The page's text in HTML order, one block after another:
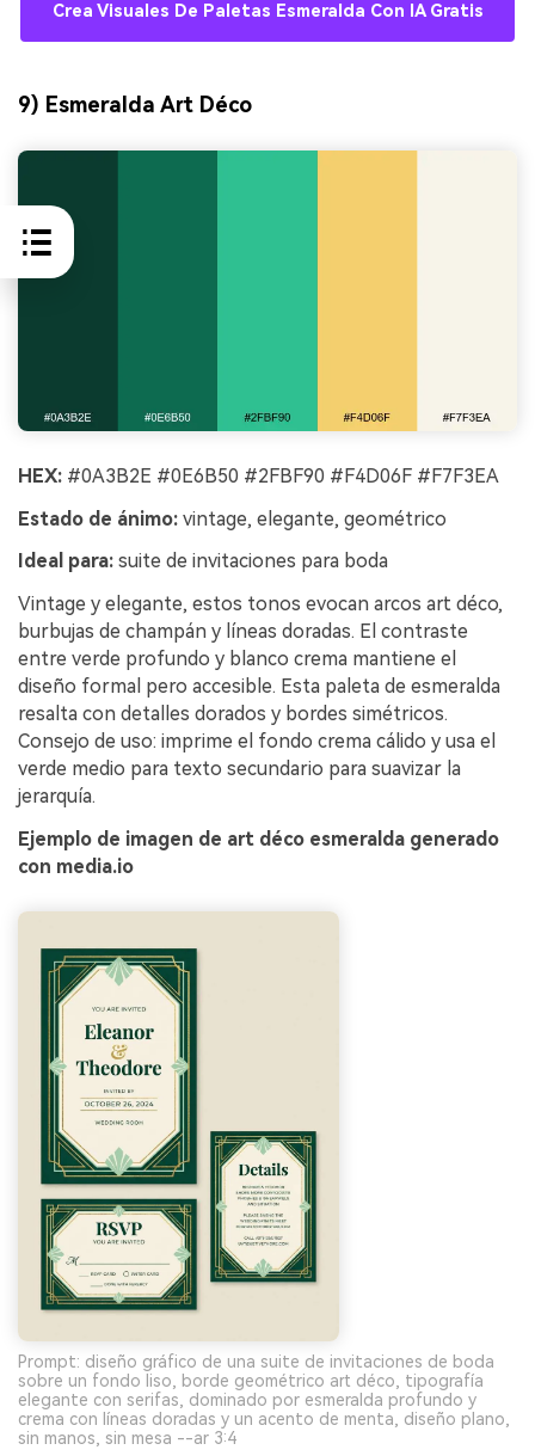
Crea Visuales De Paletas Esmeralda Con IA Gratis
9) Esmeralda Art Déco
HEX: #0A3B2E #0E6B50 #2FBF90 #F4D06F #F7F3EA
Estado de ánimo: vintage, elegante, geométrico
Ideal para: suite de invitaciones para boda
Vintage y elegante, estos tonos evocan arcos art déco,
burbujas de champán y líneas doradas. El contraste
entre verde profundo y blanco crema mantiene el
diseño formal pero accesible. Esta paleta de esmeralda
resalta con detalles dorados y bordes simétricos.
Consejo de uso: imprime el fondo crema cálido y usa el
verde medio para texto secundario para suavizar la
jerarquía.
Ejemplo de imagen de art déco esmeralda generado
con media.io
Prompt: diseño gráfico de una suite de invitaciones de boda
sobre un fondo liso, borde geométrico art déco, tipografía
elegante con serifas, dominado por esmeralda profundo y
crema con líneas doradas y un acento de menta, diseño plano,
sin manos, sin mesa --ar 3:4